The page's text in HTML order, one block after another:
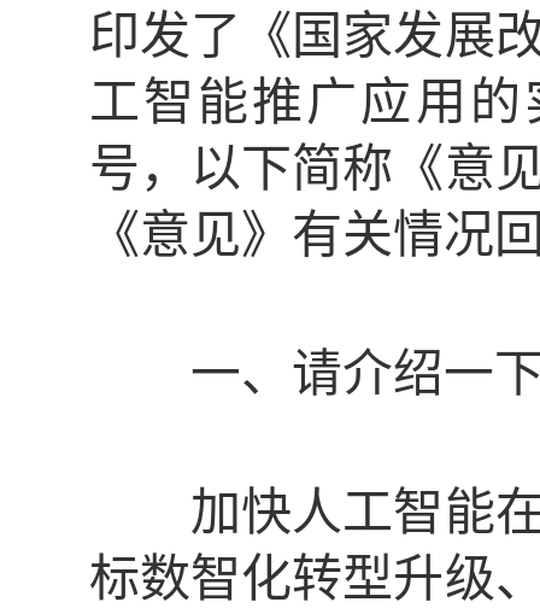
印发了《国家发展
工智能推广应用的
号，以下简称《意
《意见》有关情况
一、请介绍一下
加快人工智能在
标数智化转型升级